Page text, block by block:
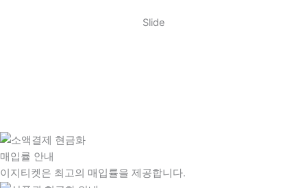
Slide
매입률 안내
이지티켓은 최고의 매입률을 제공합니다.